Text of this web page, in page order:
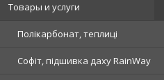
Товары и услуги
Полікарбонат, теплиці
Софіт, підшивка даху RainWay